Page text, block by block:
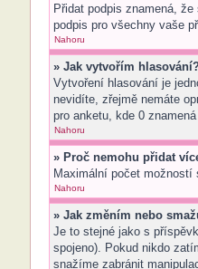
Přidat podpis znamená,
podpis pro všechny vaše
Nahoru
» Jak vytvořím
Vytvoření hlasování je
nevidíte, zřejmě nemáte
pro anketu, kde 0
Nahoru
» Proč nemohu přidat
Maximální počet možností
Nahoru
» Jak změním nebo
Je to stejné jako s
spojeno). Pokud nikdo
snažíme zabránit